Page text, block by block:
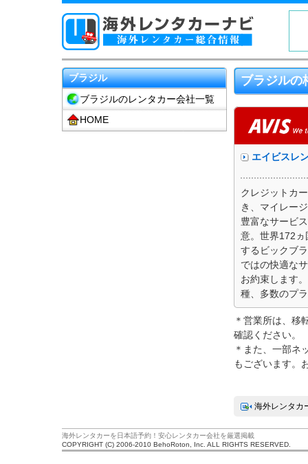
ブラジル
ブラジルのレンタカー会社一覧
HOME
ブラジルの
エイビスレ
クレジットカ
き、マイレー
豊富なサービ
意。世界172ヵ
するビックブ
ではの快適な
お約束します
種、多数のプ
＊営業所は、移
確認ください。
＊また、一部ネ
もございます。
海外レンタカ
海外レンタカーを日本語予約！安心レンタカー会社を厳選掲載
COPYRIGHT (C) 2006-2010 BehoRoton, Inc. ALL RIGHTS RESERVED.